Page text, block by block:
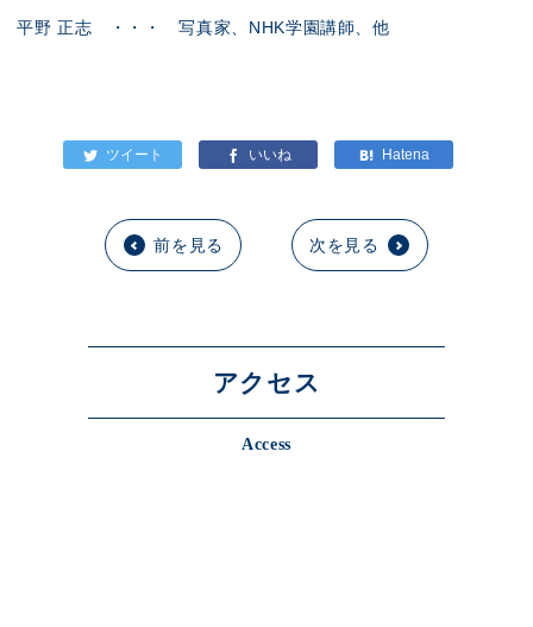
平野 正志 ・・・ 写真家、NHK学園講師、他
前を見る 次を見る
アクセス
Access